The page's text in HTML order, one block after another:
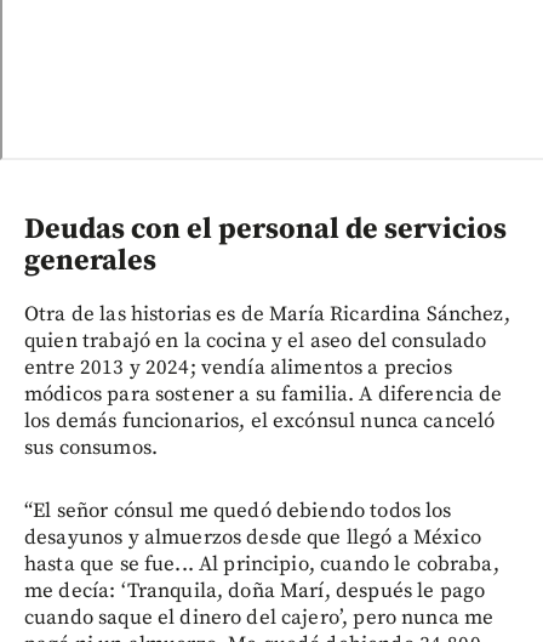
Deudas con el personal de servicios
generales
Otra de las historias es de María Ricardina Sánchez,
quien trabajó en la cocina y el aseo del consulado
entre 2013 y 2024; vendía alimentos a precios
módicos para sostener a su familia. A diferencia de
los demás funcionarios, el excónsul nunca canceló
sus consumos.
“El señor cónsul me quedó debiendo todos los
desayunos y almuerzos desde que llegó a México
hasta que se fue... Al principio, cuando le cobraba,
me decía: ‘Tranquila, doña Marí, después le pago
cuando saque el dinero del cajero’, pero nunca me